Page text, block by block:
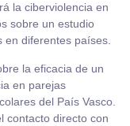
la ciberviolencia en
sobre un estudio
diferentes países.
la eficacia de un
en parejas
del País Vasco.
contacto directo con